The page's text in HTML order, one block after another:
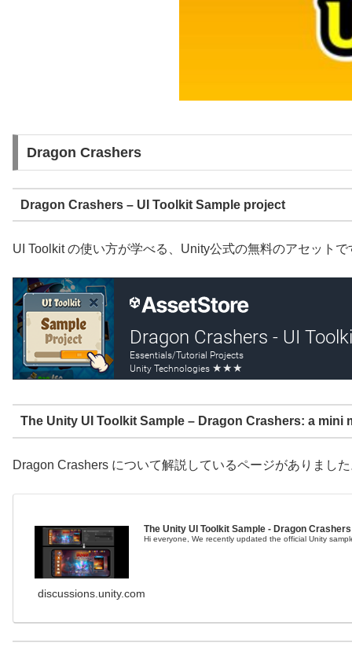
Dragon Crashers
Dragon Crashers – UI Toolkit Sample project
UI Toolkit の使い方が学べる、Unity公式の無料のアセットで
The Unity UI Toolkit Sample – Dragon Crashers: a mini
Dragon Crashers について解説しているページがありまし
The Unity UI Toolkit Sample - Dragon
Hi everyone, We recently updated the official Unity
discussions.unity.com